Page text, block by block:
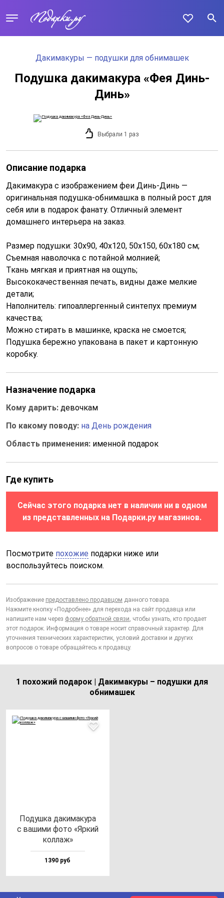
Дакимакуры — подушки для обнимашек
Подушка дакимакура «Фея Динь-
Динь»
Выбрали 1 раз
Описание подарка
Дакимакура с изображением феи Динь-Динь —
оригинальная подушка-обнимашка в полный рост для
себя или в подарок фанату. Отличный элемент
домашнего интерьера на заказ.
Размер подушки: 30x90, 40x120, 50x150, 60x180 см;
Съемная наволочка с потайной молнией;
Ткань мягкая и приятная на ощупь;
Высококачественная печать, видны даже мелкие
детали;
Наполнитель: гипоаллергенный синтепух премиум
качества;
Можно стирать в машинке, краска не смоется;
Подушка бережно упакована в пакет и картонную
коробку.
Назначение подарка
Кому дарить: девочкам
По какому поводу: на День рождения
Область применения: именной подарок
Где купить
Сейчас этого подарка нет в наличии ни в одном
из представленных на Подарки.ру магазинов.
Посмотрите похожие подарки ниже или
воспользуйтесь поиском.
Изображение предоставлено продавцом данного товара.
Нажмите кнопку «Подробнее» для перехода на сайт продавца или
напишите нам через форму обратной связи, чтобы узнать, кто продает
этот подарок. Информация о товаре носит справочный характер. Для
уточнения технических характеристик, условий доставки и других
вопросов о товаре обращайтесь к продавцу.
1 похожий подарок | Дакимакуры – подушки для
обнимашек
Подуш­ка да­ки­ма­ку­ра
с ва­ши­ми фо­то «Яркий
кол­лаж»
1390 руб